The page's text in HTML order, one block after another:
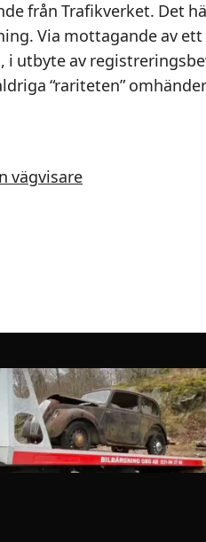
från Trafikverket. Det
Via mottagande av
utbyte av
“rariteten”
vägvisare